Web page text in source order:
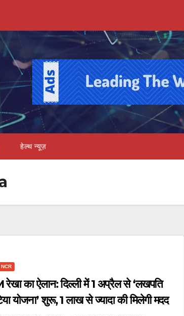
हेल्थ न्यूज़
NCR
रेखा का ऐलान: दिल्ली में 1 अप्रैल से ‘लखपति
योजना’ शुरू, ₹1 लाख से ज्यादा की मिलेगी मदद